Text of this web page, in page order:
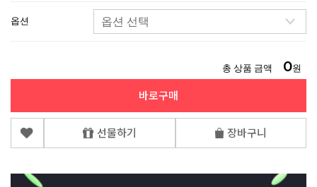
옵션
총 상품 금액 0원
바로구매
선물하기 장바구니